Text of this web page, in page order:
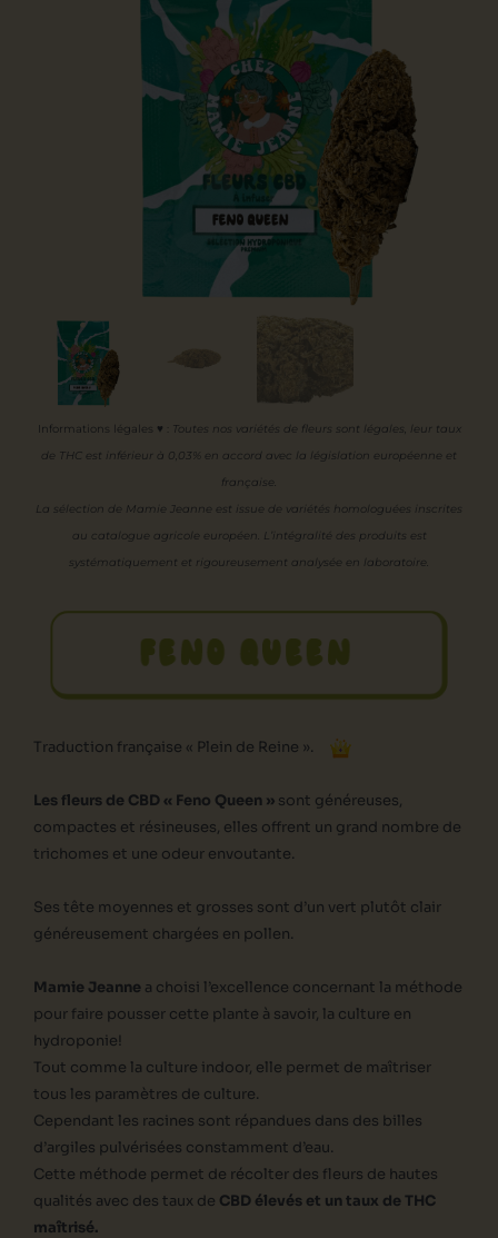
Informations légales ♥ Toutes nos variétés de fleurs sont légales, leur taux
de THC est inférieur à 0,03% en accord avec la législation européenne et
française.
La sélection de Mamie Jeanne est issue de variétés homologuées inscrites
au catalogue agricole européen. L’intégralité des produits est
systématiquement et rigoureusement analysée en laboratoire.
FENO QUEEN
Traduction française « Plein de Reine ».
Les fleurs de CBD « Feno Queen » sont généreuses,
compactes et résineuses, elles offrent un grand nombre de
trichomes et une odeur envoutante.
Ses tête moyennes et grosses sont d’un vert plutôt clair
généreusement chargées en pollen.
Mamie Jeanne a choisi l’excellence concernant la méthode
pour faire pousser cette plante à savoir, la culture en
hydroponie!
Tout comme la culture indoor, elle permet de maîtriser
tous les paramètres de culture.
Cependant les racines sont répandues dans des billes
d’argiles pulvérisées constamment d’eau.
Cette méthode permet de récolter des fleurs de hautes
qualités avec des taux de CBD élevés et un taux de THC
maîtrisé.